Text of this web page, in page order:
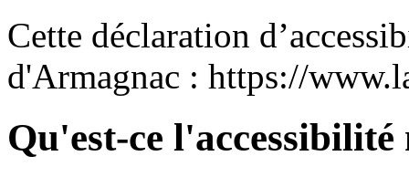
Cette déclaration
d'Armagnac : https://
Qu'est-ce